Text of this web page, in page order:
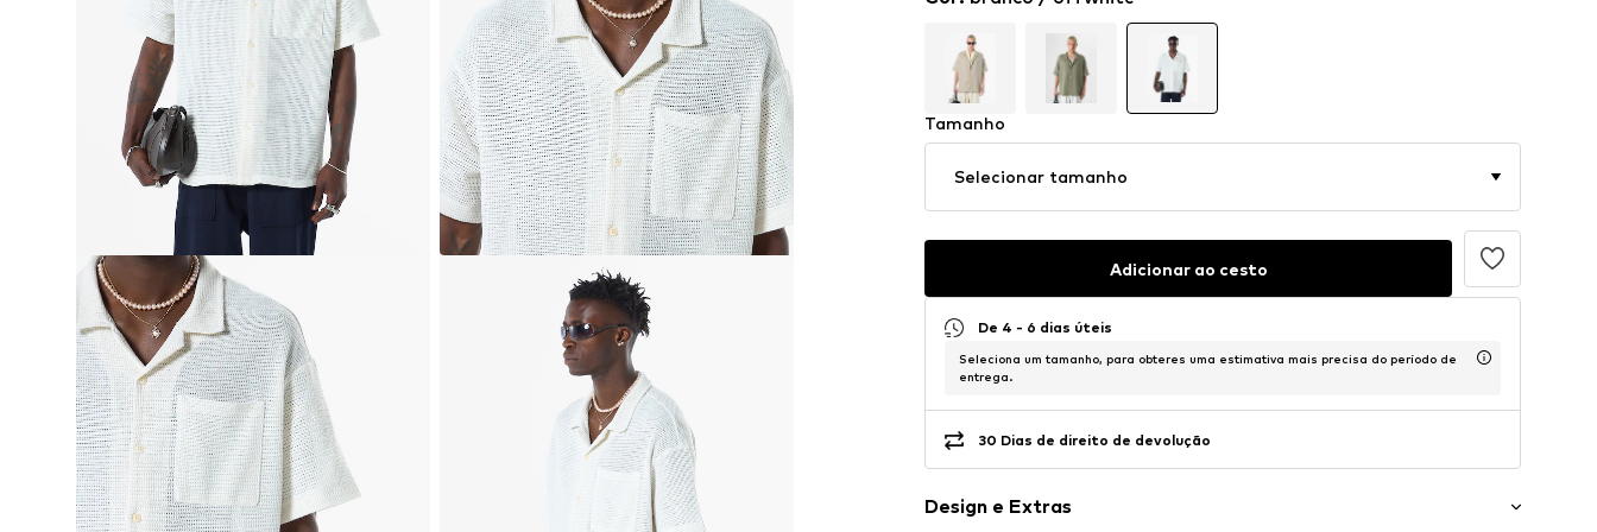
Tamanho
Selecionar tamanho
Adicionar ao cesto
De 4 - 6 dias úteis
Seleciona um tamanho, para obteres uma estimativa mais precisa do período de
entrega.
30 Dias de direito de devolução
Design e Extras